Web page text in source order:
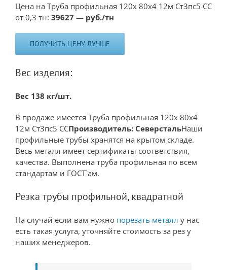
Цена на Труба профильная 120х 80х4 12м Ст3пс5 СС
от 0,3 тн: 39627 — руб./тн
ПОЛУЧИТЬ ЦЕНУ ЛУЧШЕ
Вес изделия:
Вес 138 кг/шт.
В продаже имеется Труба профильная 120х 80х4
12м Ст3пс5 ССПроизводитель: СеверстальНаши
профильные трубы хранятся на крытом складе.
Весь металл имеет сертификаты соответствия,
качества. Выполнена труба профильная по всем
стандартам и ГОСТ`ам.
Резка трубы профильной, квадратной
На случай если вам нужно порезать металл у нас
есть такая услуга, уточняйте стоимость за рез у
наших менеджеров.